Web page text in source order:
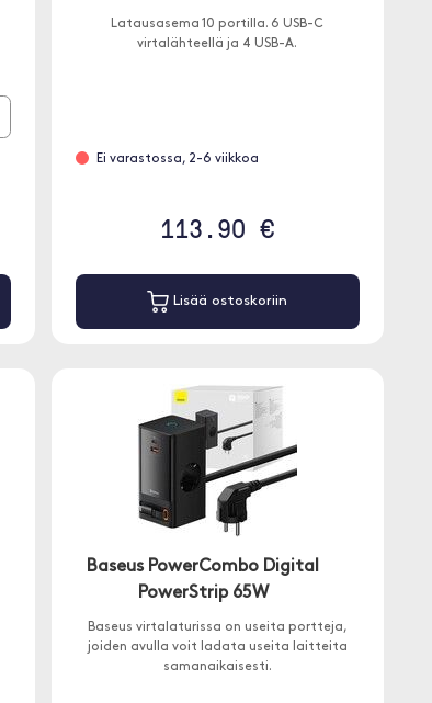
Latausasema 10 portilla. 6 USB-C
virtalähteellä ja 4 USB-A.
Ei varastossa, 2-6 viikkoa
113.90 €
Lisää ostoskoriin
Baseus PowerCombo Digital
PowerStrip 65W
Baseus virtalaturissa on useita portteja,
joiden avulla voit ladata useita laitteita
samanaikaisesti.